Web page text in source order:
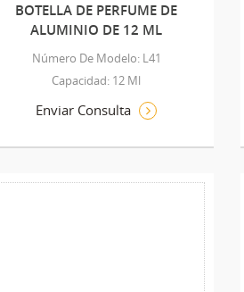
BOTELLA DE PERFUME DE
ALUMINIO DE 12 ML
Número De Modelo: L41
Capacidad: 12 Ml
Enviar Consulta